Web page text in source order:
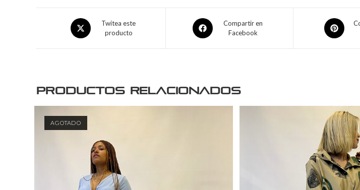
Twitea este
producto
Compartir en
Facebook
Productos relacionados
AGOTADO